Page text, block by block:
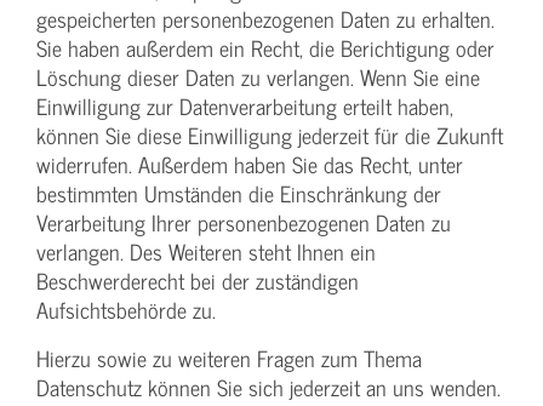
gespeicherten personenbezogenen Daten zu erhalten.
Sie haben außerdem ein Recht, die Berichtigung oder
Löschung dieser Daten zu verlangen. Wenn Sie eine
Einwilligung zur Datenverarbeitung erteilt haben,
können Sie diese Einwilligung jederzeit für die Zukunft
widerrufen. Außerdem haben Sie das Recht, unter
bestimmten Umständen die Einschränkung der
Verarbeitung Ihrer personenbezogenen Daten zu
verlangen. Des Weiteren steht Ihnen ein
Beschwerderecht bei der zuständigen
Aufsichtsbehörde zu.
Hierzu sowie zu weiteren Fragen zum Thema
Datenschutz können Sie sich jederzeit an uns wenden.